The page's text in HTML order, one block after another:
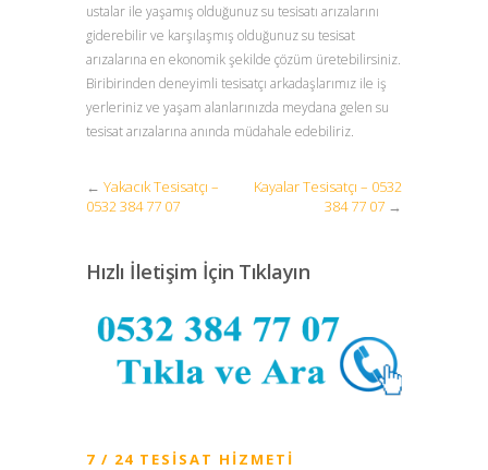
ustalar ile yaşamış olduğunuz su tesisatı arızalarını
giderebilir ve karşılaşmış olduğunuz su tesisat
arızalarına en ekonomik şekilde çözüm üretebilirsiniz.
Biribirinden deneyimli tesisatçı arkadaşlarımız ile iş
yerleriniz ve yaşam alanlarınızda meydana gelen su
tesisat arızalarına anında müdahale edebiliriz.
← Yakacık Tesisatçı –
0532 384 77 07
Kayalar Tesisatçı – 0532
384 77 07 →
Hızlı İletişim İçin Tıklayın
7 / 24 TESISAT HIZMETI